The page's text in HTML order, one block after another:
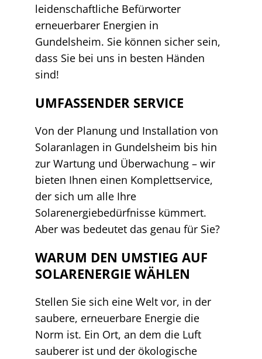
leidenschaftliche Befürworter
erneuerbarer Energien in
Gundelsheim. Sie können sicher sein,
dass Sie bei uns in besten Händen
sind!
UMFASSENDER SERVICE
Von der Planung und Installation von
Solaranlagen in Gundelsheim bis hin
zur Wartung und Überwachung – wir
bieten Ihnen einen Komplettservice,
der sich um alle Ihre
Solarenergiebedürfnisse kümmert.
Aber was bedeutet das genau für Sie?
WARUM DEN UMSTIEG AUF
SOLARENERGIE WÄHLEN
Stellen Sie sich eine Welt vor, in der
saubere, erneuerbare Energie die
Norm ist. Ein Ort, an dem die Luft
sauberer ist und der ökologische